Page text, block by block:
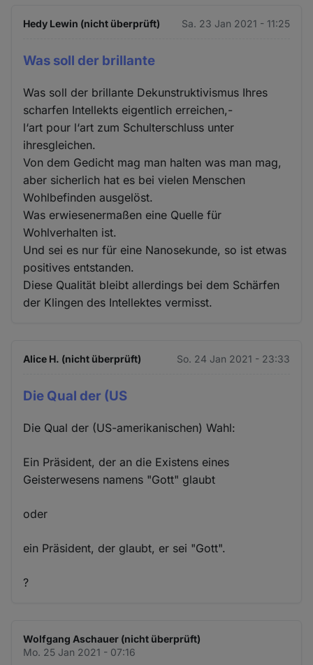
Hedy Lewin (nicht überprüft) Sa. 23 Jan 2021 - 11:25
Was soll der brillante
Was soll der brillante Dekunstruktivismus Ihres
scharfen Intellekts eigentlich erreichen,-
l‘art pour l‘art zum Schulterschluss unter
ihresgleichen.
Von dem Gedicht mag man halten was man mag,
aber sicherlich hat es bei vielen Menschen
Wohlbefinden ausgelöst.
Was erwiesenermaßen eine Quelle für
Wohlverhalten ist.
Und sei es nur für eine Nanosekunde, so ist etwas
positives entstanden.
Diese Qualität bleibt allerdings bei dem Schärfen
der Klingen des Intellektes vermisst.
Alice H. (nicht überprüft) So. 24 Jan 2021 - 23:33
Die Qual der (US
Die Qual der (US-amerikanischen) Wahl:
Ein Präsident, der an die Existens eines
Geisterwesens namens "Gott" glaubt
oder
ein Präsident, der glaubt, er sei "Gott".
?
Wolfgang Aschauer (nicht überprüft)
Mo. 25 Jan 2021 - 07:16